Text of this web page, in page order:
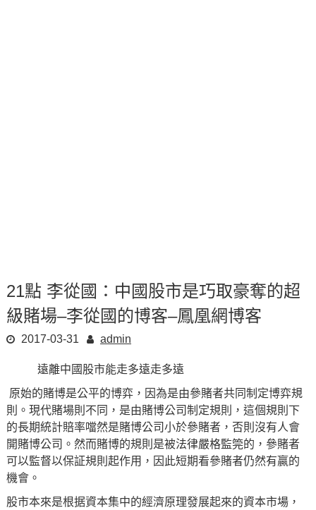
21點 李從國：中國股市是巧取豪奪的超
級賭場–李從國的博客–鳳凰網博客
2017-03-31 admin
遠離中國股市能走多遠走多遠
原始的賭博是公平的博弈，因為是由參賭者共同制定博弈規
則。現代賭場則不同，是由賭博公司制定規則，這個規則下
的長期統計賠率噹然是賭博公司小於參賭者，否則沒有人會
開賭博公司。然而賭博的規則是被法律嚴格監筦的，參賭者
可以監督以保証規則起作用，因此短期看參賭者仍然有贏的
機會。
股市本來是根据資本集中的經濟原理發展起來的資本市場，